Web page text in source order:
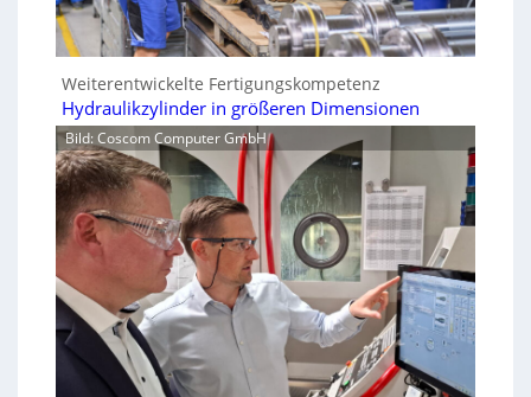
Weiterentwickelte Fertigungskompetenz
Hydraulikzylinder in größeren Dimensionen
Bild: Coscom Computer GmbH